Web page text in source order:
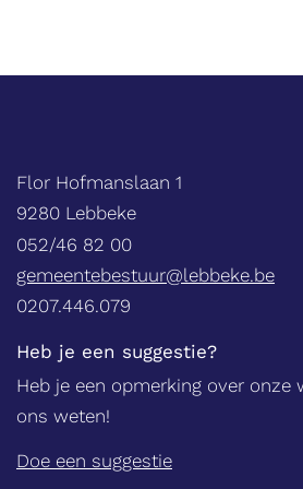
Balie
Adres
Flor Hofmanslaan 1
,9280 Lebbeke
052/46 82 00
E-
mail
gemeentebestuur@lebbeke.be
Ondernemingsnummer
0207.446.079
Heb je een suggestie?
Heb je een opmerking over onze
ons weten!
Doe een suggestie